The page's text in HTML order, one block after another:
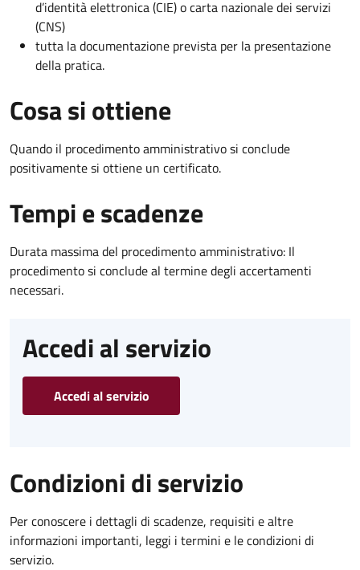
d’identità elettronica (CIE) o carta nazionale dei servizi
(CNS)
tutta la documentazione prevista per la presentazione
della pratica.
Cosa si ottiene
Quando il procedimento amministrativo si conclude
positivamente si ottiene un certificato.
Tempi e scadenze
Durata massima del procedimento amministrativo: Il
procedimento si conclude al termine degli accertamenti
necessari.
Accedi al servizio
Accedi al servizio
Condizioni di servizio
Per conoscere i dettagli di scadenze, requisiti e altre
informazioni importanti, leggi i termini e le condizioni di
servizio.